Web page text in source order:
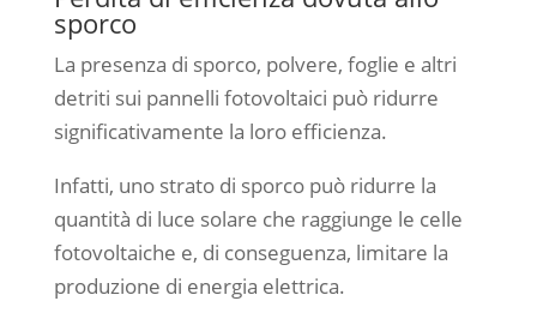
sporco
La presenza di sporco, polvere, foglie e altri
detriti sui pannelli fotovoltaici può ridurre
significativamente la loro efficienza.
Infatti, uno strato di sporco può ridurre la
quantità di luce solare che raggiunge le celle
fotovoltaiche e, di conseguenza, limitare la
produzione di energia elettrica.